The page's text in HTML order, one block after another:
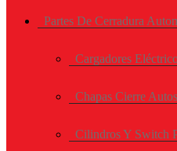
Partes De Cerradura
Cargadores
Chapas Cierre Autos
Cilindros Y Switch